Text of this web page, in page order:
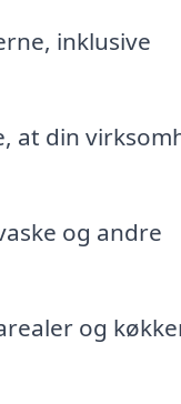
inklusive
at din
og andre
og